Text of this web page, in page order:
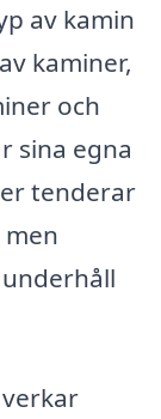
av kamin
kaminer,
och
sina egna
tenderar